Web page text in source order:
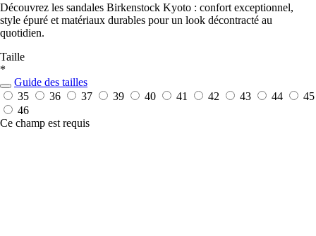
Découvrez les sandales Birkenstock Kyoto : confort exceptionnel,
style épuré et matériaux durables pour un look décontracté au
quotidien.
Taille
*
Guide des tailles
35
36 37 39 40 41 42 43 44
45
46
Ce champ est requis